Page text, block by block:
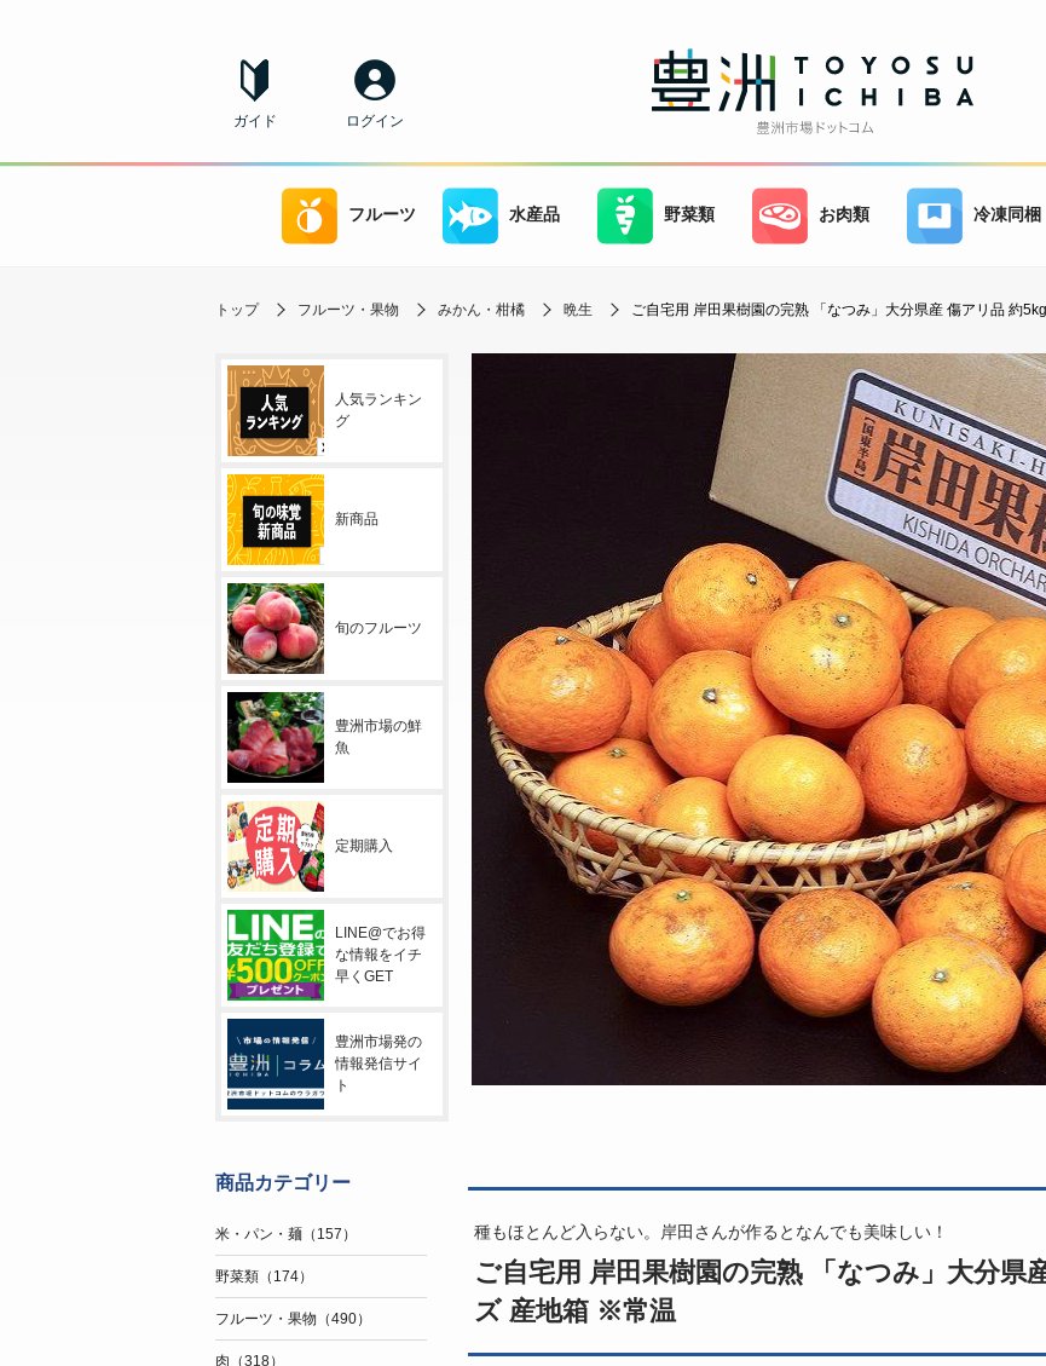
ガイド ログイン
フルーツ 水産品 野菜類 お肉類 冷凍同梱
トップ フルーツ・果物 みかん・柑橘 晩生 ご自宅用 岸田果樹園の完熟 「なつみ」大分県産 傷アリ品 約
種もほとんど入らない。岸田さんが作るとなんでも美味しい！
ご自宅用 岸田果樹園の完熟 「なつみ」大分県
ズ 産地箱 ※常温
人気ランキン
グ
新商品
旬のフルーツ
豊洲市場の鮮
魚
定期購入
LINE@でお得
な情報をイチ
早くGET
豊洲市場発の
情報発信サイ
ト
商品カテゴリー
米・パン・麺（157）
野菜類（174）
フルーツ・果物（490）
肉（318）